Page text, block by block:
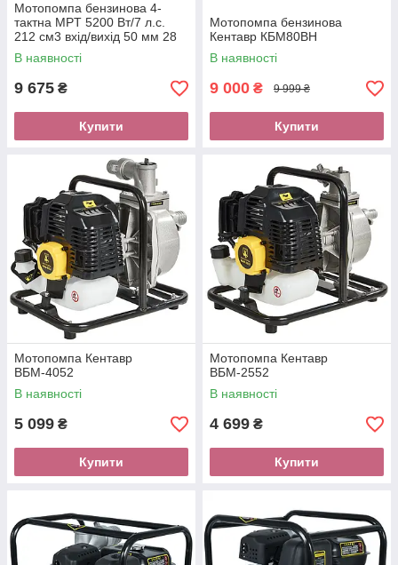
Мотопомпа бензинова 4-
тактна MPT 5200 Вт/7 л.с.
212 см3 вхід/вихід 50 мм 28
м3/год MGWP50
В наявності
9 675 ₴
Купити
Мотопомпа бензинова
Кентавр КБМ80ВН
В наявності
9 000 ₴ 9 999 ₴
Купити
Мотопомпа Кентавр
ВБМ-4052
В наявності
5 099 ₴
Купити
Мотопомпа Кентавр
ВБМ-2552
В наявності
4 699 ₴
Купити